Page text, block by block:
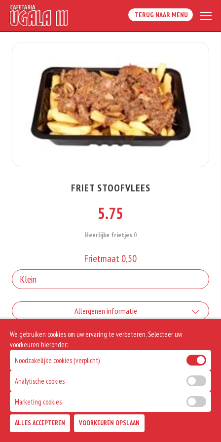
TERUG NAAR MENU
FRIET STOOFVLEES
5.75
Heerlijke frietjes 0
Frietmaat 0,50
Allergenen informatie
Geen aangegeven allergenen.
We gebruiken cookies om uw ervaring te verbeteren. Selecteer uw
voorkeuren hieronder:
Noodzakelijke cookies (verplicht)
Analytische cookies
Marketing cookies
ALLES ACCEPTEREN VOORKEUREN OPSLAAN